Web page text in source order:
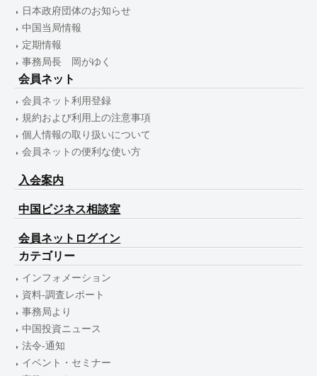
日本政府団体のお知らせ
中国当局情報
定期情報
事務局長 岡がゆく
会員ネット
会員ネット利用登録
規約および利用上の注意事項
個人情報の取り扱いについて
会員ネットの便利な使い方
入会案内
中国ビジネス相談室
会員ネットログイン
カテゴリー
インフォメーション
資料-調査レポート
事務局より
中国投資ニュース
法令-通知
イベント・セミナー